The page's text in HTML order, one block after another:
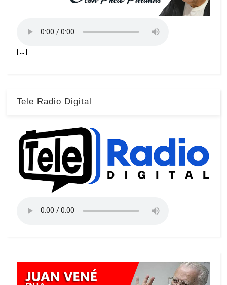
| ... |
Tele Radio Digital